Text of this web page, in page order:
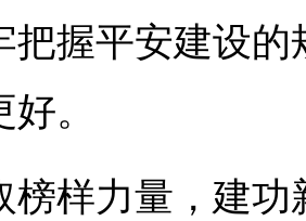
把握平安建设
。
榜样力量，建